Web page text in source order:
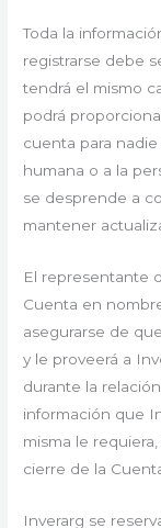
Toda la
registrarse debe
tendrá el mismo
podrá
cuenta para
humana o a la
se desprende a
mantener
El representante
Cuenta en
asegurarse de
y le proveerá a
durante la
información que
misma le
cierre de la
Inverarg se